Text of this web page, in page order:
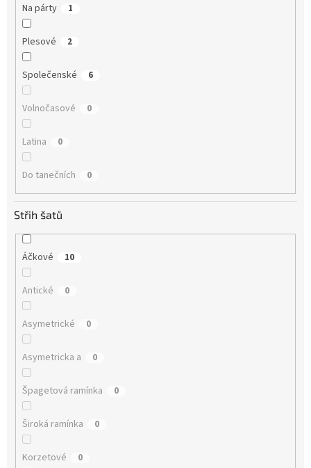
Na párty 1
Plesové 2
Společenské 6
Volnočasové 0
Latina 0
Do tanečních 0
Střih šatů
Áčkové 10
Antické 0
Asymetrické 0
Asymetricka a 0
Špagetová ramínka 0
Široká ramínka 0
Korzetové 0